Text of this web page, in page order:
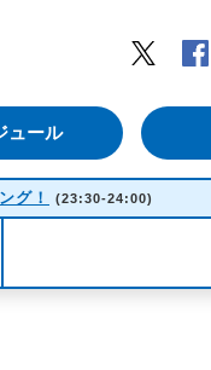
Twitter
ュール
グ！ (23:30-24:00)